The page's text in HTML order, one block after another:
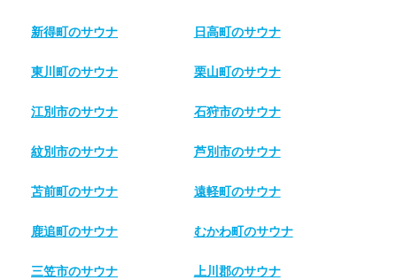
新得町のサウナ 日高町のサウナ
東川町のサウナ 栗山町のサウナ
江別市のサウナ 石狩市のサウナ
紋別市のサウナ 芦別市のサウナ
苫前町のサウナ 遠軽町のサウナ
鹿追町のサウナ むかわ町のサウナ
三笠市のサウナ 上川郡のサウナ